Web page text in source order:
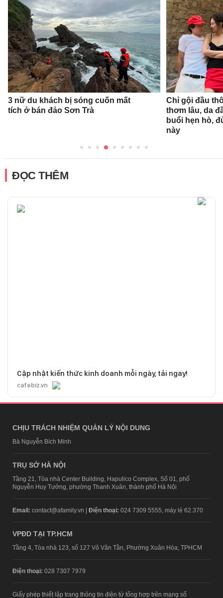
3 nữ du khách bị sóng cuốn mất
tích ở bán đảo Sơn Trà
Chỉ gội đầu
thơm lâu, da
buổi hẹn hò,
này
ĐỌC THÊM
Cập nhật kiến thức kinh doanh mỗi ngày, tải ngay!
cafebiz.vn
CHỊU TRÁCH NHIỆM QUẢN LÝ NỘI DUNG
Bà Nguyễn Bích Minh
TRỤ SỞ HÀ NỘI
Tầng 21, Tòa nhà Center Building, Hapulico Complex, Số 01, phố
Nguyễn Huy Tưởng, phường Thanh Xuân, thành phố Hà Nội
Email: contact@afamily.vn | Điện thoại: 024 7309 5555, máy lẻ 62.370
VPĐD TẠI TP.HCM
Tầng 4, Tòa nhà 123, số 127 Võ Văn Tần, Phường Xuân Hòa, TPHCM
Điện thoại: 028 7307 7979
Giấy phép thiết lập trang thông tin điện tử tổng hợp trên mạng số